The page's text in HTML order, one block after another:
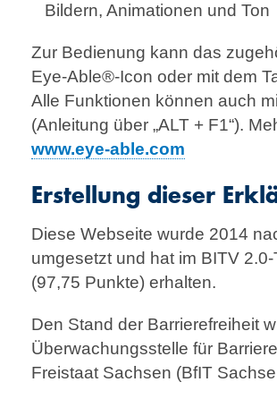
Bildern, Animationen und Ton
Zur Bedienung kann das
Eye-Able®-Icon oder mit dem
Alle Funktionen können auch
(Anleitung über „ALT + F1“).
www.eye-able.com
Erstellung dieser
Diese Webseite wurde 2014
umgesetzt und hat im BITV
(97,75 Punkte) erhalten.
Den Stand der Barrierefreiheit
Überwachungsstelle für
Freistaat Sachsen (BfIT